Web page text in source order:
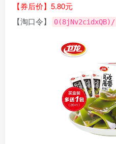
【券后价】5.80元
【淘口令】
0(8jNv2cidxQB)/